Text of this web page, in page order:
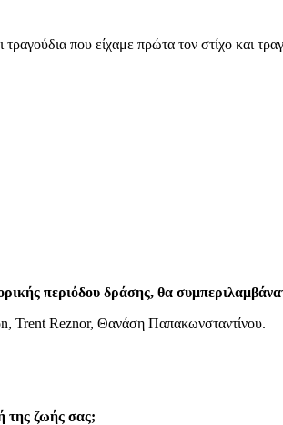
που είχαμε πρώτα τον στίχο και
περιόδου δράσης, θα
Trent Reznor, Θανάση Παπακωνσταντίνου.
της ζωής σας;